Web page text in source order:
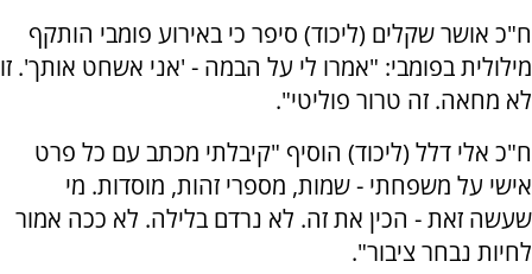
ח"כ אושר שקלים (ליכוד) סיפר כי באירוע פומבי הותקף
מילולית בפומבי: "אמרו לי על הבמה - 'אני אשחט אותך'. זו
לא מחאה. זה טרור פוליטי".
ח"כ אלי דלל (ליכוד) הוסיף "קיבלתי מכתב עם כל פרט
אישי על משפחתי - שמות, מספרי זהות, מוסדות. מי
שעשה זאת - הכין את זה. לא נרדם בלילה. לא ככה אמור
לחיות נבחר ציבור".